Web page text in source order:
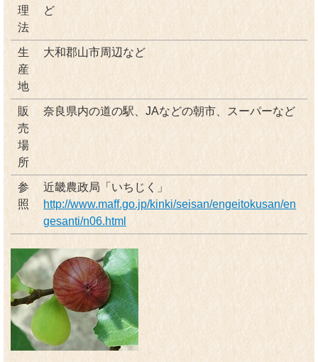
理
法
ど
生
産
地
大和郡山市周辺など
販
売
場
所
奈良県内の道の駅、JAなどの朝市、スーパーなど
参
照
近畿農政局「いちじく」
http://www.maff.go.jp/kinki/seisan/engeitokusan/en
gesanti/n06.html